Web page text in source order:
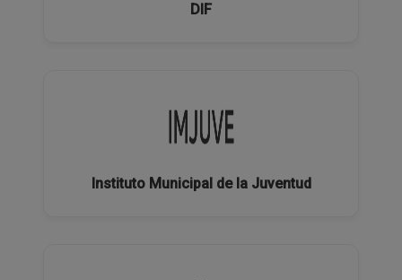
DIF
Instituto Municipal de la Juventud